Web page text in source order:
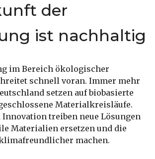
der
ist nachhaltig
im Bereich ökologischer
schnell voran. Immer mehr
setzen auf biobasierte
Materialkreisläufe.
Innovation treiben neue Lösungen
Materialien ersetzen und die
machen.